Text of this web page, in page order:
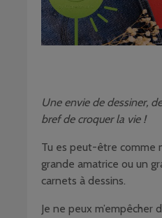
Une envie de dessiner,
bref de croquer la vie !
Tu es peut-être comme
grande amatrice ou un
carnets à dessins.
Je ne peux m’empêcher